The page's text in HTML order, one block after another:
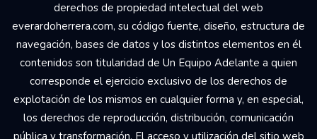
derechos de propiedad intelectual del web
everardoherrera.com, su código fuente, diseño, estructura de
navegación, bases de datos y los distintos elementos en él
contenidos son titularidad de Un Equipo Adelante a quien
corresponde el ejercicio exclusivo de los derechos de
explotación de los mismos en cualquier forma y, en especial,
los derechos de reproducción, distribución, comunicación